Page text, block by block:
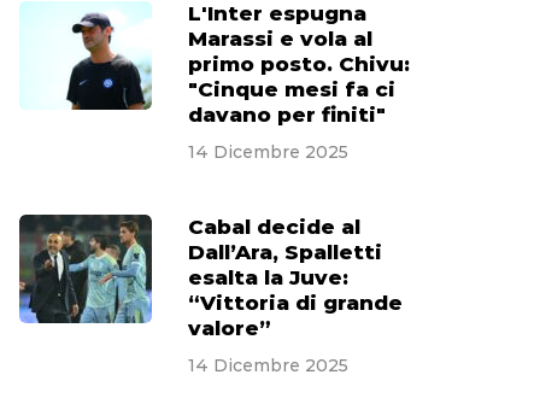
L'Inter espugna
Marassi e vola al
primo posto. Chivu:
"Cinque mesi fa ci
davano per finiti"
14 Dicembre 2025
Cabal decide al
Dall’Ara, Spalletti
esalta la Juve:
“Vittoria di grande
valore”
14 Dicembre 2025